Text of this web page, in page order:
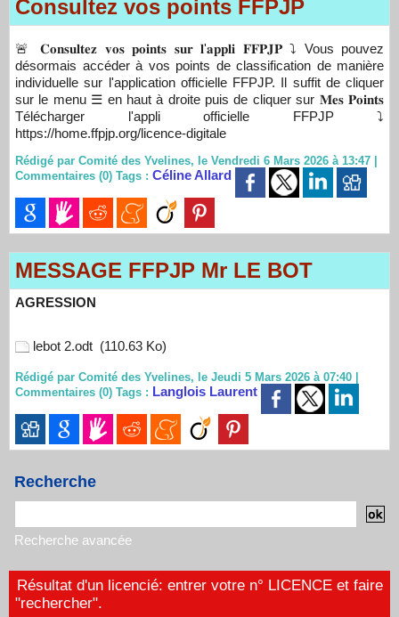
Consultez vos points FFPJP
🚨 𝐂𝐨𝐧𝐬𝐮𝐥𝐭𝐞𝐳 𝐯𝐨𝐬 𝐩𝐨𝐢𝐧𝐭𝐬 𝐬𝐮𝐫 𝐥'𝐚𝐩𝐩𝐥𝐢 𝐅𝐅𝐏𝐉𝐏 ⤵️ Vous pouvez
désormais accéder à vos points de classification de manière
individuelle sur l'application officielle FFPJP. Il suffit de cliquer
sur le menu ☰ en haut à droite puis de cliquer sur 𝐌𝐞𝐬 𝐏𝐨𝐢𝐧𝐭𝐬
Télécharger l'appli officielle FFPJP ⤵️
https://home.ffpjp.org/licence-digitale
Rédigé par Comité des Yvelines, le Vendredi 6 Mars 2026 à 13:47
Commentaires (0) Tags : Céline Allard
MESSAGE FFPJP Mr LE BOT
AGRESSION
lebot 2.odt (110.63 Ko)
Rédigé par Comité des Yvelines, le Jeudi 5 Mars 2026 à 07:40
Commentaires (0) Tags : Langlois Laurent
Recherche
Recherche avancée
Résultat d'un licencié: entrer votre n° LICENCE et faire
"rechercher".